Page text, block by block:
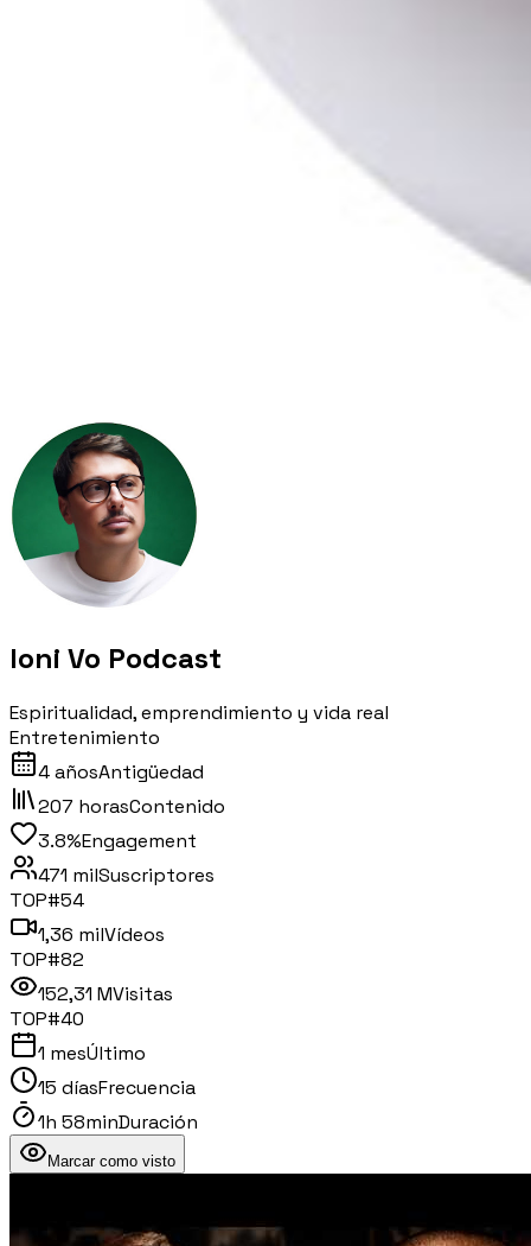
Ioni Vo Podcast
Espiritualidad, emprendimiento y vida real
Entretenimiento
4 añosAntigüedad
207 horasContenido
3.8%Engagement
471 milSuscriptores
TOP#54
1,36 milVídeos
TOP#82
152,31 MVisitas
TOP#40
1 mesÚltimo
15 díasFrecuencia
1h 58minDuración
Marcar como visto